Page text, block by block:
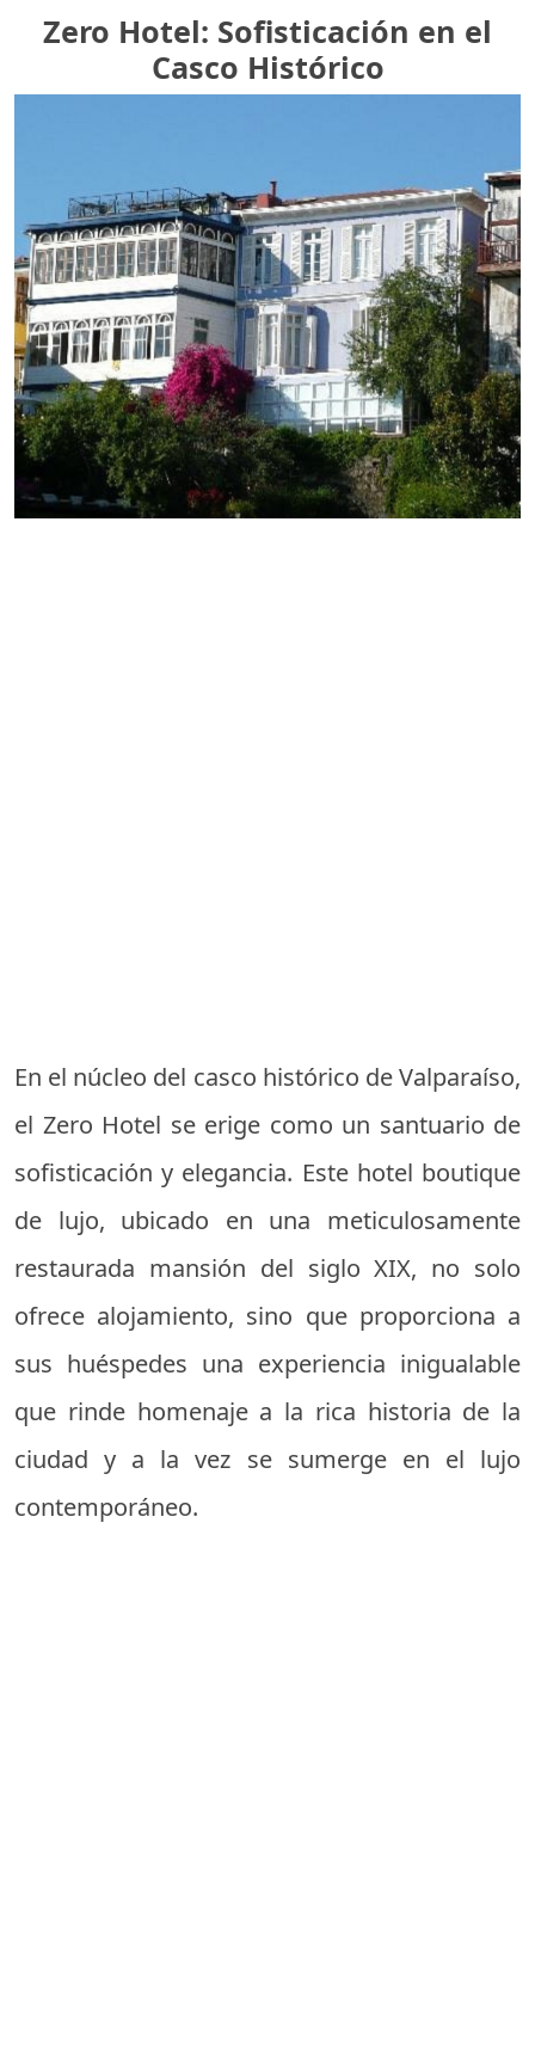
Zero Hotel: Sofisticación en el
Casco Histórico
En el núcleo del casco histórico de Valparaíso,
el Zero Hotel se erige como un santuario de
sofisticación y elegancia. Este hotel boutique
de lujo, ubicado en una meticulosamente
restaurada mansión del siglo XIX, no solo
ofrece alojamiento, sino que proporciona a
sus huéspedes una experiencia inigualable
que rinde homenaje a la rica historia de la
ciudad y a la vez se sumerge en el lujo
contemporáneo.